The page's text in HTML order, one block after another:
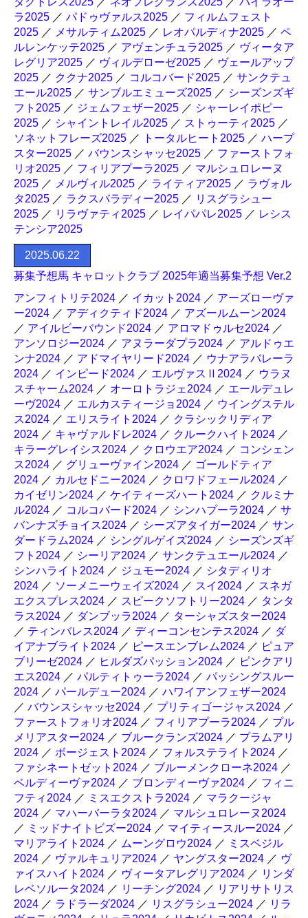
ラ2025 ／ パドゥヴァルス2025 ／ フィルムフェスト
2025 ／ メサルティム2025 ／ レオパルディナ2025 ／ ペ
ルレンケッテ2025 ／ アヴェンチュラ2025 ／ ヴィータア
レグリア2025 ／ ヴィルデローゼ2025 ／ ヴェールアップ
2025 ／ ククナ2025 ／ コルコバード2025 ／ サンクテュ
エール2025 ／ サンブルエミューズ2025 ／ シーズンズギ
フト2025 ／ ジェムフェザー2025 ／ シャーレイポピー
2025 ／ シャイントレイル2025 ／ ストゥーティ2025 ／
ソネットフレーズ2025 ／ トータルヒート2025 ／ ハープ
スター2025 ／ バウンスシャッセ2025 ／ ファーストフォ
リオ2025 ／ フィリアプーラ2025 ／ マルシュロレーヌ
2025 ／ メルヴィル2025 ／ ライティア2025 ／ ラヴォル
タ2025 ／ ラクスバラディー2025 ／ リスグラシュー
2025 ／ リラヴァティ2025 ／ レイパパレ2025 ／ レシス
テンシア2025
2025.06.22
募集予想馬 キャロットクラブ 2025年適当募集予想 Ver.2
アンフィトリテ2024 ／ イカット2024 ／ アーズローヴァ
ー2024 ／ アディクティド2024 ／ アズールムーン2024
／ アイルビーバウンド2024 ／ アロマドゥルセ2024 ／
アンソロジー2024 ／ アヌラーダプラ2024 ／ アルドゥエ
ンナ2024 ／ アドマイヤリード2024 ／ ウナアラバレーラ
2024 ／ インピード2024 ／ エルヴァスⅡ2024 ／ ウラヌ
スチャーム2024 ／ オーロトラジェ2024 ／ エールデュレ
ーヴ2024 ／ エルカスティージョ2024 ／ ウイングステル
ス2024 ／ エリスライト2024 ／ クラシックリディア
2024 ／ キャヴァルドレ2024 ／ クルークハイト2024 ／
キラーグレイシス2024 ／ クロウエア2024 ／ コンシェン
ス2024 ／ グリューヴァイン2024 ／ ゴールドティア
2024 ／ カルセドニー2024 ／ クロワドフェール2024 ／
カイゼリン2024 ／ ケイティーズハート2024 ／ クルミナ
ル2024 ／ コルコバード2024 ／ シンハプーラ2024 ／ サ
バンナズチョイス2024 ／ シーズアタイガー2024 ／ サン
ダードラム2024 ／ シングルゲイズ2024 ／ シーズンズギ
フト2024 ／ シーリア2024 ／ サンクテュエール2024 ／
シンハライト2024 ／ ジュモー2024 ／ シタディリオ
2024 ／ ソーメニーウェイズ2024 ／ スイ2024 ／ スネガ
エクスプレス2024 ／ スピークソフトリー2024 ／ タンタ
ラス2024 ／ ダンブッラ2024 ／ ターシャズスター2024
／ ティンバレス2024 ／ ディーコンセンテス2024 ／ ダ
イアナブライト2024 ／ ピースエンブレム2024 ／ ピュア
ブリーゼ2024 ／ ヒルダズパッション2024 ／ ピンクアリ
エス2024 ／ パルティトゥーラ2024 ／ パッシングスルー
2024 ／ パールデュー2024 ／ ハワイアンフェザー2024
／ バウンスシャッセ2024 ／ プリティゴージャス2024 ／
ファーストフォリオ2024 ／ フィリアプーラ2024 ／ プル
メリアスター2024 ／ ブルークランズ2024 ／ プラムアリ
2024 ／ ボージェスト2024 ／ フォルステライト2024 ／
ファシネートゼット2024 ／ ブルーメンクローネ2024 ／
ベルディーヴァ2024 ／ ブロンディーヴァ2024 ／ フィニ
フティ2024 ／ ミスエクストラ2024 ／ マラクージャ
2024 ／ マハーバーラタ2024 ／ マルシュロレーヌ2024
／ ミッドナイトビズー2024 ／ マイティースルー2024 ／
マリアライト2024 ／ ムーングロウ2024 ／ ミスベジル
2024 ／ ヴァルキュリア2024 ／ ヤングスター2024 ／ ヴ
ァイスハイト2024 ／ ヴィータアレグリア2024 ／ リンダ
レベソルータ2024 ／ リーチング2024 ／ リアリサトリス
2024 ／ ラドラーダ2024 ／ リスグラシュー2024 ／ リラ